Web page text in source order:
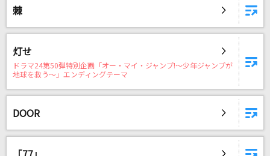
棘
灯せ
ドラマ24第50弾特別企画「オー・マイ・ジャンプ!～少年ジャンプが
地球を救う～」エンディングテーマ
DOOR